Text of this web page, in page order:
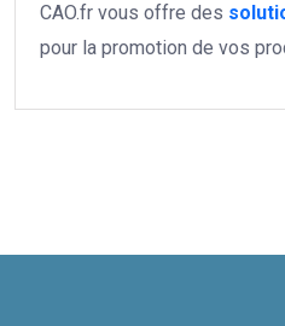
CAO.fr vous offre des
pour la promotion de vos